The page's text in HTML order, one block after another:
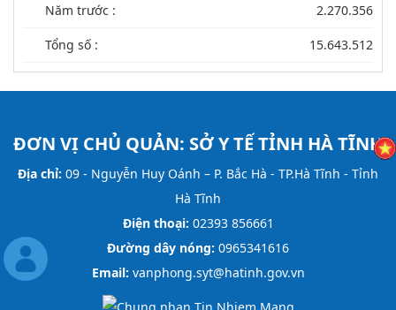
Năm trước : 2.270.356
Tổng số : 15.643.512
ĐƠN VỊ CHỦ QUẢN: SỞ Y TẾ TỈNH HÀ TĨNH
Địa chỉ: 09 - Nguyễn Huy Oánh – P. Bắc Hà - TP.Hà Tĩnh - Tỉnh
Hà Tĩnh
Điện thoại: 02393 856661
Đường dây nóng: 0965341616
Email: vanphong.syt@hatinh.gov.vn